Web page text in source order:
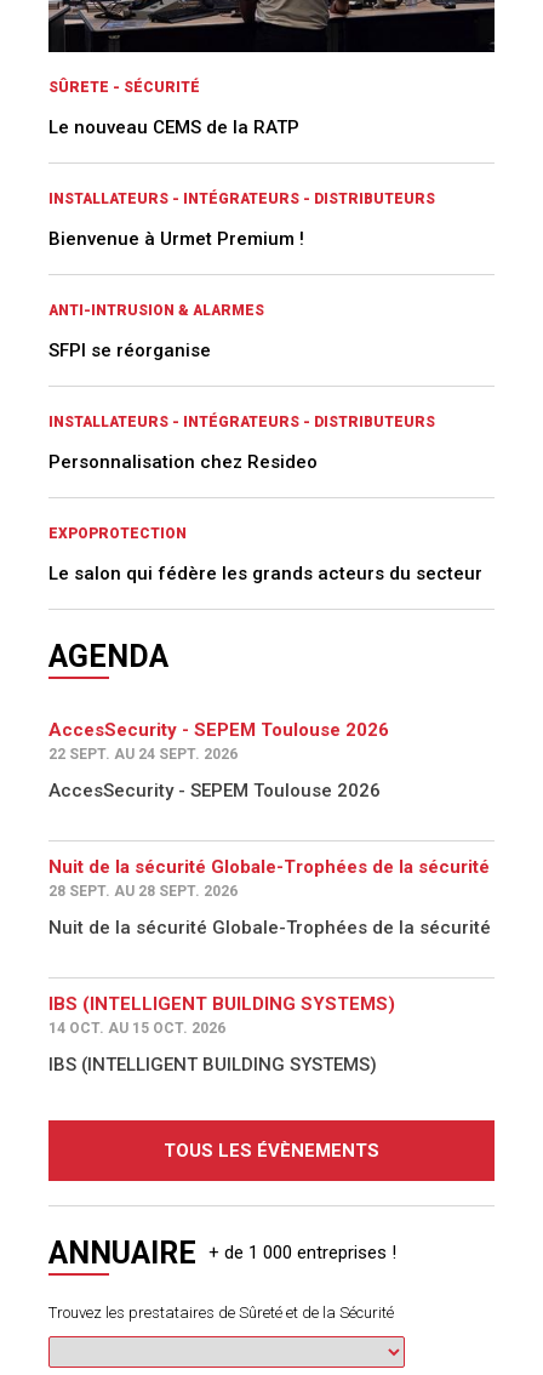
SÛRETE - SÉCURITÉ
Le nouveau CEMS de la RATP
INSTALLATEURS - INTÉGRATEURS - DISTRIBUTEURS
Bienvenue à Urmet Premium !
ANTI-INTRUSION & ALARMES
SFPI se réorganise
INSTALLATEURS - INTÉGRATEURS - DISTRIBUTEURS
Personnalisation chez Resideo
EXPOPROTECTION
Le salon qui fédère les grands acteurs du secteur
AGENDA
AccesSecurity - SEPEM Toulouse 2026
22 SEPT. AU 24 SEPT. 2026
AccesSecurity - SEPEM Toulouse 2026
Nuit de la sécurité Globale-Trophées de la sécurité
28 SEPT. AU 28 SEPT. 2026
Nuit de la sécurité Globale-Trophées de la sécurité
IBS (INTELLIGENT BUILDING SYSTEMS)
14 OCT. AU 15 OCT. 2026
IBS (INTELLIGENT BUILDING SYSTEMS)
TOUS LES ÉVÈNEMENTS
ANNUAIRE
Trouvez les prestataires de Sûreté et de la Sécurité